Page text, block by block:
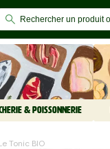
& POISSONNERIE
Le Tonic BIO